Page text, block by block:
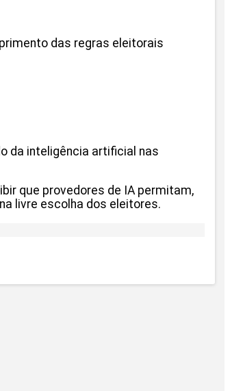
das regras eleitorais
da inteligência artificial nas
que provedores de IA permitam,
livre escolha dos eleitores.